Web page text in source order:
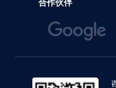
合作伙伴